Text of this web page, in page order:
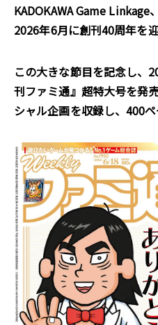
KADOKAWA Game Linkage
2026年6月に創刊40周年を迎
この大きな節目を記念し、
刊ファミ通』超特大号を発
シャル企画を収録し、400ペ